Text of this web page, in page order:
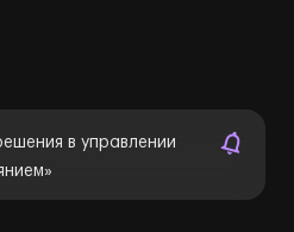
в управлении